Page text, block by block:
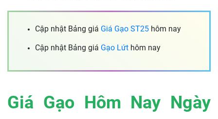
Cập nhật Bảng giá Giá Gạo ST25 hôm nay
Cập nhật Bảng giá Gạo Lứt hôm nay
Giá Gạo Hôm Nay Ngày